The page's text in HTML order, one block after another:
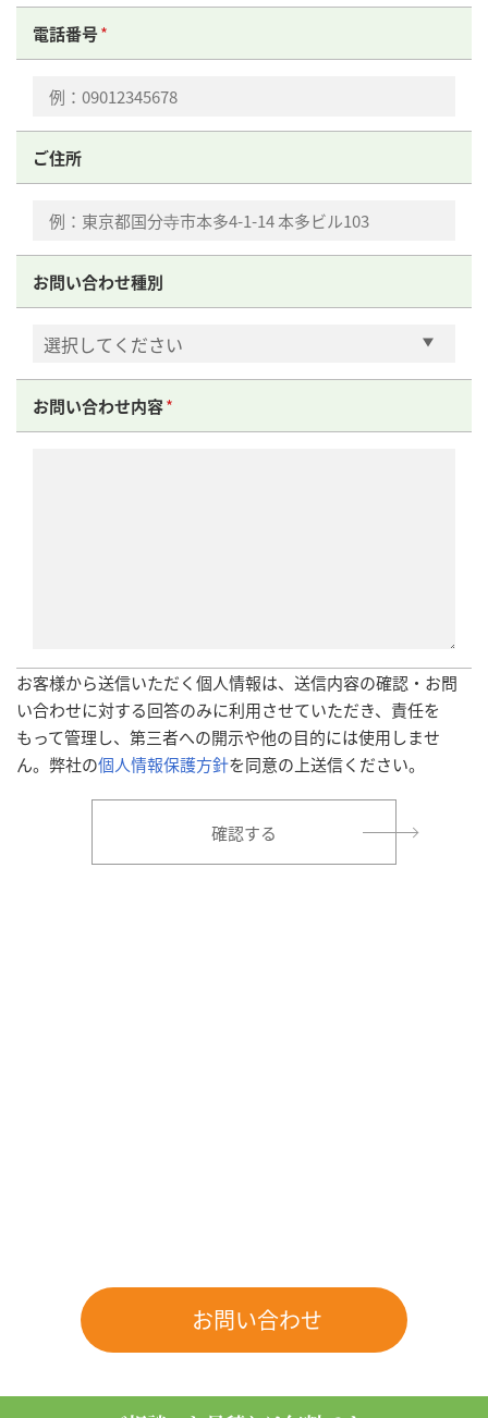
電話番号
ご住所
お問い合わせ種別
お問い合わせ内容
お客様から送信いただく個人情報は、送信内容の確認・お問
い合わせに対する回答のみに利用させていただき、責任を
もって管理し、第三者への開示や他の目的には使用しませ
ん。弊社の個人情報保護方針を同意の上送信ください。
確認する
お問い合わせ